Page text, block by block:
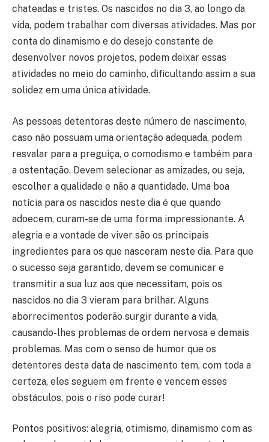
chateadas e tristes. Os nascidos no dia 3, ao longo da
vida, podem trabalhar com diversas atividades. Mas por
conta do dinamismo e do desejo constante de
desenvolver novos projetos, podem deixar essas
atividades no meio do caminho, dificultando assim a sua
solidez em uma única atividade.
As pessoas detentoras deste número de nascimento,
caso não possuam uma orientação adequada, podem
resvalar para a preguiça, o comodismo e também para
a ostentação. Devem selecionar as amizades, ou seja,
escolher a qualidade e não a quantidade. Uma boa
notícia para os nascidos neste dia é que quando
adoecem, curam-se de uma forma impressionante. A
alegria e a vontade de viver são os principais
ingredientes para os que nasceram neste dia. Para que
o sucesso seja garantido, devem se comunicar e
transmitir a sua luz aos que necessitam, pois os
nascidos no dia 3 vieram para brilhar. Alguns
aborrecimentos poderão surgir durante a vida,
causando-lhes problemas de ordem nervosa e demais
problemas. Mas com o senso de humor que os
detentores desta data de nascimento tem, com toda a
certeza, eles seguem em frente e vencem esses
obstáculos, pois o riso pode curar!
Pontos positivos: alegria, otimismo, dinamismo com as